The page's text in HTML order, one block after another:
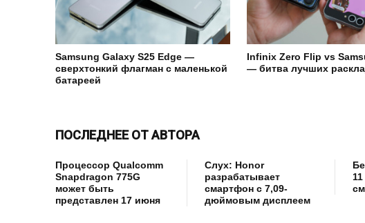
Samsung Galaxy S25 Edge —
сверхтонкий флагман с маленькой
батареей
Infinix Zero Flip vs
— битва лучших
ПОСЛЕДНЕЕ ОТ АВТОРА
Процессор Qualcomm
Snapdragon 775G
может быть
представлен 17 июня
Слух: Honor
разрабатывает
смартфон с 7,09-
дюймовым дисплеем